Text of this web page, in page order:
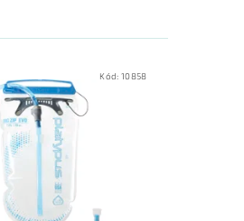
Kód:10858